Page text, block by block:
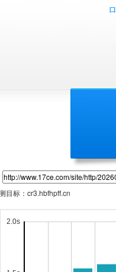
目标： cr3.hbfhpff.cn